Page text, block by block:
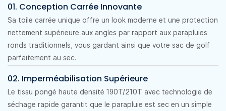
01. Conception Carrée Innovante
Sa toile carrée unique offre un look moderne et une protection
nettement supérieure aux angles par rapport aux parapluies
ronds traditionnels, vous gardant ainsi que votre sac de golf
parfaitement au sec.
02. Imperméabilisation Supérieure
Le tissu pongé haute densité 190T/210T avec technologie de
séchage rapide garantit que le parapluie est sec en un simple